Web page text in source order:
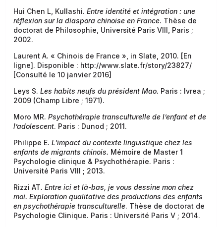
Hui Chen L, Kullashi. Entre identité et intégration : une
réflexion sur la diaspora chinoise en France. Thèse de
doctorat de Philosophie, Université Paris VIII, Paris ;
2002.
Laurent A. « Chinois de France », in Slate, 2010. [En
ligne]. Disponible : http://www.slate.fr/story/23827/
[Consulté le 10 janvier 2016]
Leys S. Les habits neufs du président Mao. Paris : Ivrea ;
2009 (Champ Libre ; 1971).
Moro MR. Psychothérapie transculturelle de l’enfant et de
l’adolescent. Paris : Dunod ; 2011.
Philippe E. L’impact du contexte linguistique chez les
enfants de migrants chinois. Mémoire de Master 1
Psychologie clinique & Psychothérapie. Paris :
Université Paris VIII ; 2013.
Rizzi AT. Entre ici et là-bas, je vous dessine mon chez
moi. Exploration qualitative des productions des enfants
en psychothérapie transculturelle. Thèse de doctorat de
Psychologie Clinique. Paris : Université Paris V ; 2014.